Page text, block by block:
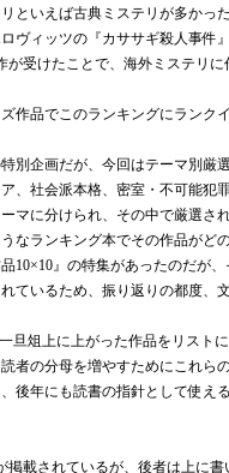
といえば古典ミステリが多かっ
ヴィッツの『カササギ殺人事件
受けたことで、海外ミステリ
作品でこのランキングにランク
別企画だが、今回はテーマ別厳
、社会派本格、密室・不可能犯
マに分けられ、その中で厳選さ
なランキング本でその作品がど
10×10』の特集があったのだが
ているため、振り返りの都度、
旦俎上に上がった作品をリスト
者の分母を増やすためにこれら
後年にも読書の指針として使え
載されているが、後者は上に